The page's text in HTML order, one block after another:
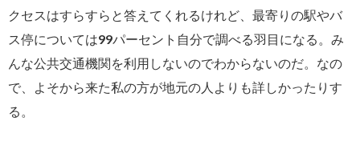
クセスはすらすらと答えてくれるけれど、最寄りの駅やバ
ス停については99パーセント自分で調べる羽目になる。み
んな公共交通機関を利用しないのでわからないのだ。なの
で、よそから来た私の方が地元の人よりも詳しかったりす
る。